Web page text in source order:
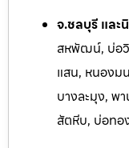
จ.ชลบุรี และ
สหพัฒน์, บ่อวิ
แสน, หนองม
บางละมุง, พ
สัตหีบ, บ่อทอ